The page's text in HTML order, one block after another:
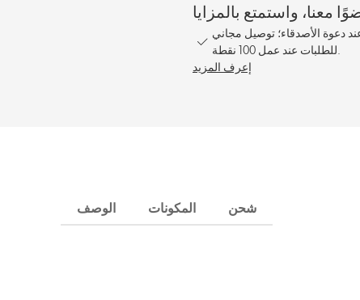
15% على كل طلب؛ مكافأة مشاركة بنسبة 10% عند دعوة الأصدقاء؛ توصيل مجاني
للطلبات عند عمل 100 نقطة.
إعرف المزيد
الوصف المكونات شحن